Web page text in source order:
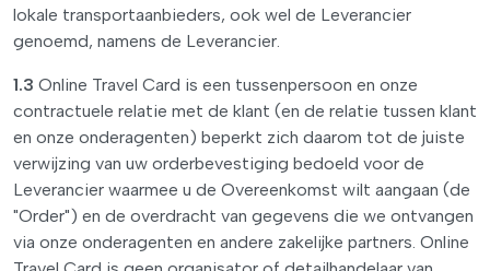
lokale transportaanbieders, ook wel de Leverancier
genoemd, namens de Leverancier.
1.3 Online Travel Card is een tussenpersoon en onze
contractuele relatie met de klant (en de relatie tussen klant
en onze onderagenten) beperkt zich daarom tot de juiste
verwijzing van uw orderbevestiging bedoeld voor de
Leverancier waarmee u de Overeenkomst wilt aangaan (de
"Order") en de overdracht van gegevens die we ontvangen
via onze onderagenten en andere zakelijke partners. Online